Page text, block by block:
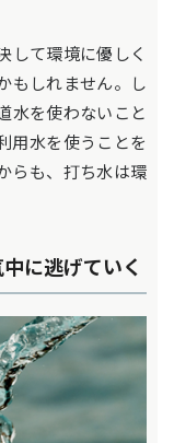
して環境に優しく
もしれません。し
水を使わないこと
用水を使うことを
らも、打ち水は環
に逃げていく